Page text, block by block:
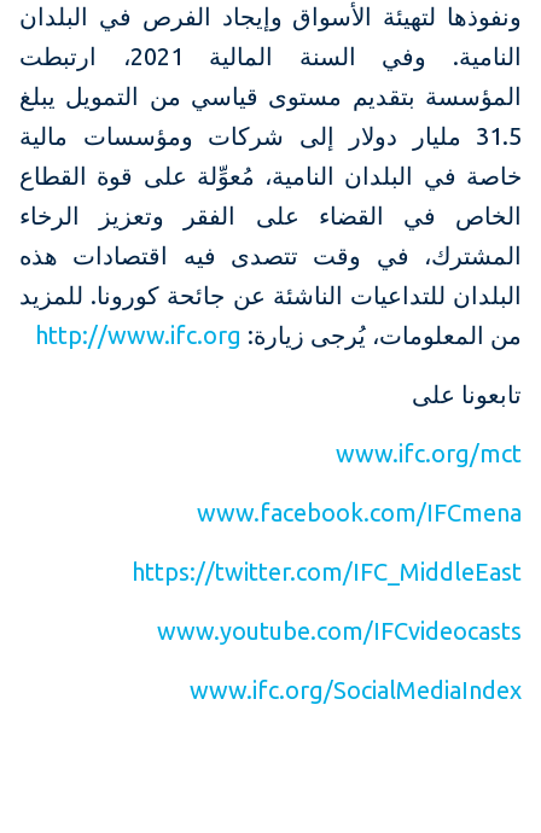
ونفوذها لتهيئة الأسواق وإيجاد الفرص في البلدان
النامية. وفي السنة المالية 2021، ارتبطت
المؤسسة بتقديم مستوى قياسي من التمويل يبلغ
31.5 مليار دولار إلى شركات ومؤسسات مالية
خاصة في البلدان النامية، مُعوِّلة على قوة القطاع
الخاص في القضاء على الفقر وتعزيز الرخاء
المشترك، في وقت تتصدى فيه اقتصادات هذه
البلدان للتداعيات الناشئة عن جائحة كورونا. للمزيد
من المعلومات، يُرجى زيارة: http://www.ifc.org
تابعونا على
www.ifc.org/mct
www.facebook.com/IFCmena
https://twitter.com/IFC_MiddleEast
www.youtube.com/IFCvideocasts
www.ifc.org/SocialMediaIndex